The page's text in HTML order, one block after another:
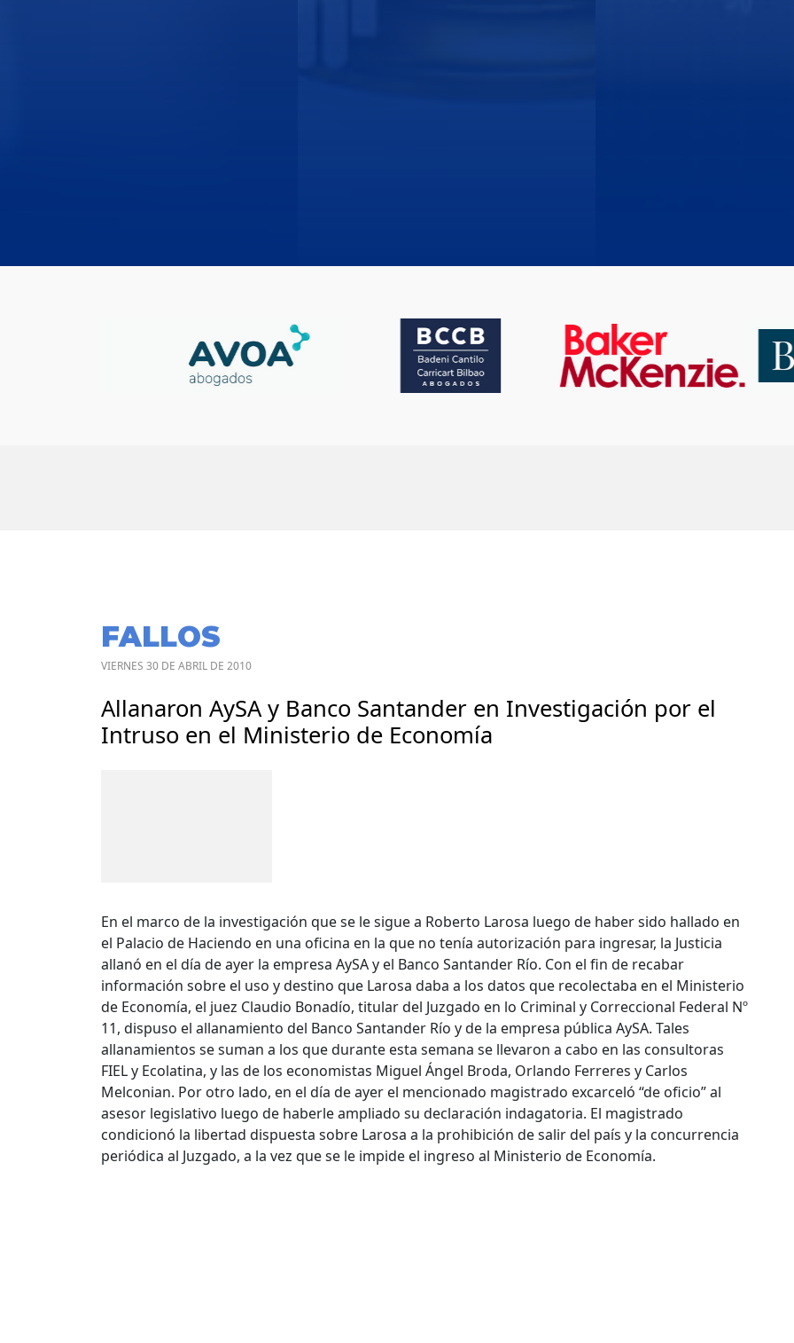
FALLOS
VIERNES 30 DE ABRIL DE 2010
Allanaron AySA y Banco Santander en Investigación por el
Intruso en el Ministerio de Economía
En el marco de la investigación que se le sigue a Roberto Larosa luego de haber sido hallado en
el Palacio de Haciendo en una oficina en la que no tenía autorización para ingresar, la Justicia
allanó en el día de ayer la empresa AySA y el Banco Santander Río. Con el fin de recabar
información sobre el uso y destino que Larosa daba a los datos que recolectaba en el Ministerio
de Economía, el juez Claudio Bonadío, titular del Juzgado en lo Criminal y Correccional Federal Nº
11, dispuso el allanamiento del Banco Santander Río y de la empresa pública AySA. Tales
allanamientos se suman a los que durante esta semana se llevaron a cabo en las consultoras
FIEL y Ecolatina, y las de los economistas Miguel Ángel Broda, Orlando Ferreres y Carlos
Melconian. Por otro lado, en el día de ayer el mencionado magistrado excarceló “de oficio” al
asesor legislativo luego de haberle ampliado su declaración indagatoria. El magistrado
condicionó la libertad dispuesta sobre Larosa a la prohibición de salir del país y la concurrencia
periódica al Juzgado, a la vez que se le impide el ingreso al Ministerio de Economía.